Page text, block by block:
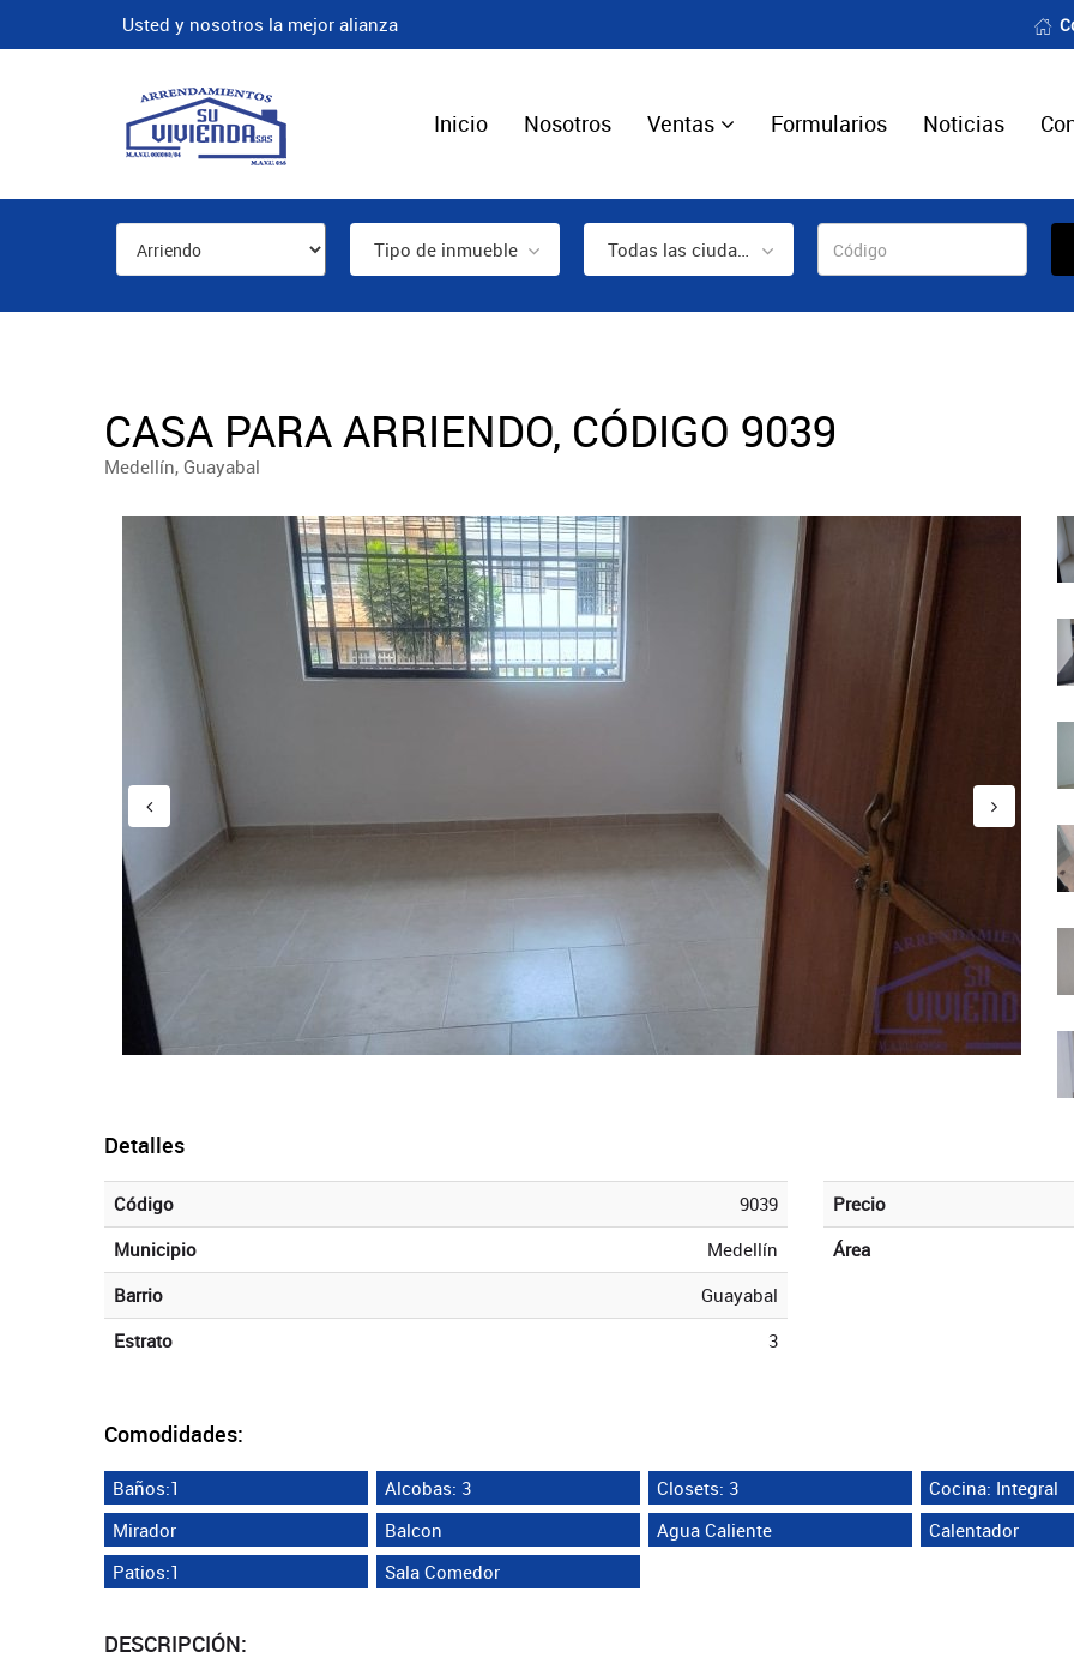
Usted y nosotros la mejor alianza
Inicio Nosotros Ventas Formularios Noticias
Tipo de inmueble Todas las ciudades
CASA PARA ARRIENDO, CÓDIGO 9039
Medellín, Guayabal
Detalles
Código
9039
Municipio
Medellín
Barrio
Guayabal
Estrato
3
Precio
Área
Comodidades:
Baños:1 Alcobas: 3 Closets: 3 Cocina: Integral
Mirador
Balcon Agua Caliente Calentador
Patios:1
Sala Comedor
DESCRIPCIÓN: